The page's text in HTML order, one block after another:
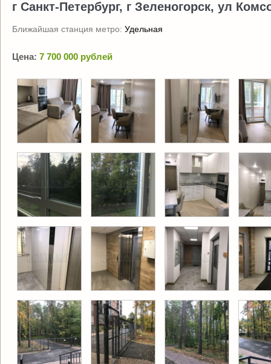
г Санкт-Петербург, г Зеленогорск, ул
Ближайшая станция метро: Удельная
Цена: 7 700 000 рублей